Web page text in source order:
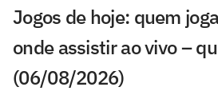
Jogos de hoje: quem
onde assistir ao vivo –
(06/08/2026)